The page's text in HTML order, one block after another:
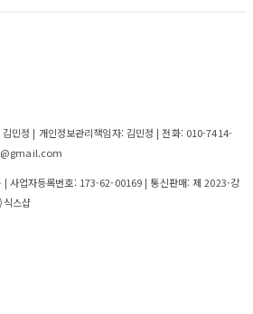
민정 | 개인정보관리책임자: 김민정 | 전화: 010-7414-
| 사업자등록번호: 173-62-00169 | 통신판매: 제 2023-강
식스샵